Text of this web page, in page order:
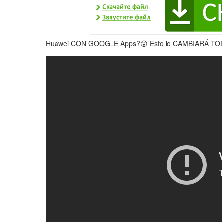
Huawei CON GOOGLE Apps?😮 Esto lo CAMBIARÁ